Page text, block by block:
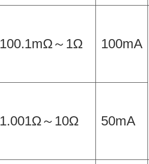
100.1mΩ～1Ω 100mA
1.001Ω～10Ω 50mA